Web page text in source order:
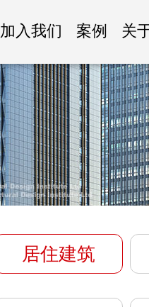
关
案例
加入我们
居住建筑